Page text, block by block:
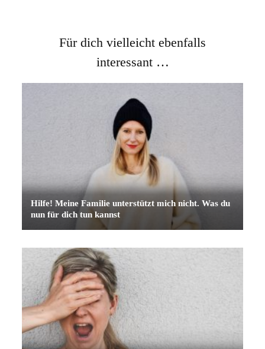
Für dich vielleicht ebenfalls
interessant …
Hilfe! Meine Familie unterstützt mich nicht. Was du
nun für dich tun kannst